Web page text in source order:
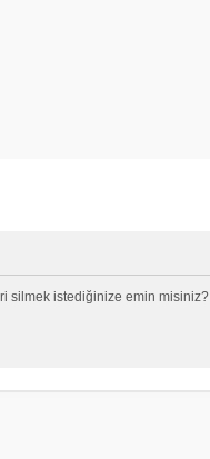
silmek istediğinize emin misiniz?